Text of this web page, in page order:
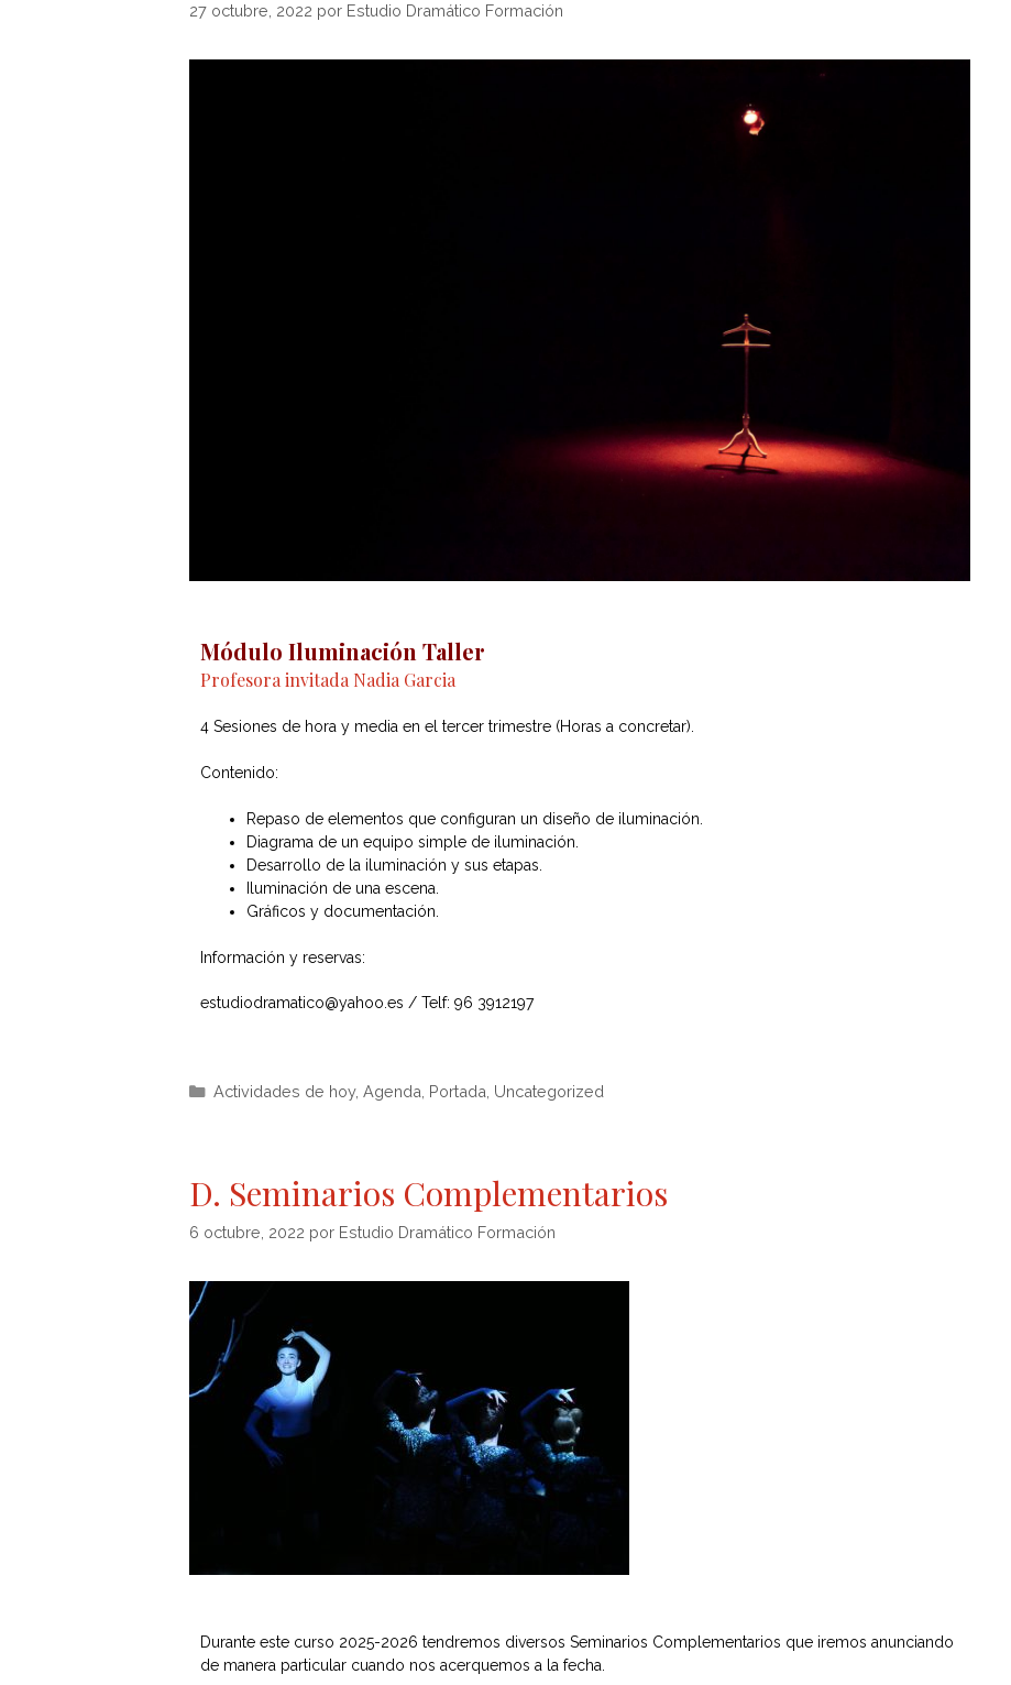
27 octubre, 2022 por Estudio Dramático Formación
Módulo Iluminación Taller
Profesora invitada Nadia Garcia
4 Sesiones de hora y media en el tercer trimestre (Horas a concretar).
Contenido:
Repaso de elementos que configuran un diseño de iluminación.
Diagrama de un equipo simple de iluminación.
Desarrollo de la iluminación y sus etapas.
Iluminación de una escena.
Gráficos y documentación.
Información y reservas:
estudiodramatico@yahoo.es / Telf: 96 3912197
Actividades de hoy, Agenda Portada Uncategorized
D. Seminarios Complementarios
6 octubre, 2022 por Estudio Dramático Formación
Durante este curso 2025-2026 tendremos diversos Seminarios Complementarios que iremos anunciando
de manera particular cuando nos acerquemos a la fecha.